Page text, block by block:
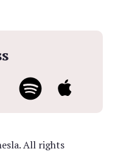
All rights